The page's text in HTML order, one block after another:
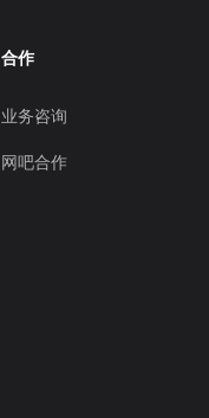
合作
业务咨询
网吧合作